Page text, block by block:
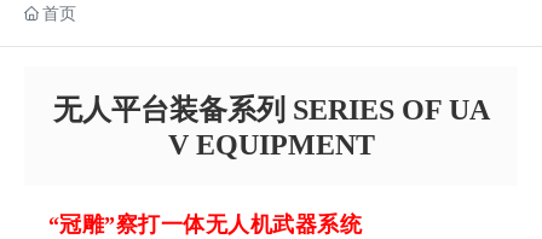
首页
无人平台装备系列 SERIES OF UA
V EQUIPMENT
“冠雕”察打一体无人机武器系统